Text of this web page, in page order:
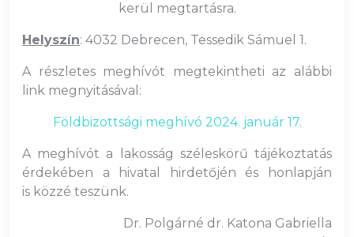
kerül megtartásra.
Helyszín: 4032 Debrecen, Tessedik Sámuel 1.
A részletes meghívót megtekintheti az alábbi
link megnyitásával:
Földbizottsági meghívó 2024. január 17.
A meghívót a lakosság széleskörű tájékoztatás
érdekében a hivatal hirdetőjén és honlapján
is közzé teszünk.
Dr. Polgárné dr. Katona Gabriella